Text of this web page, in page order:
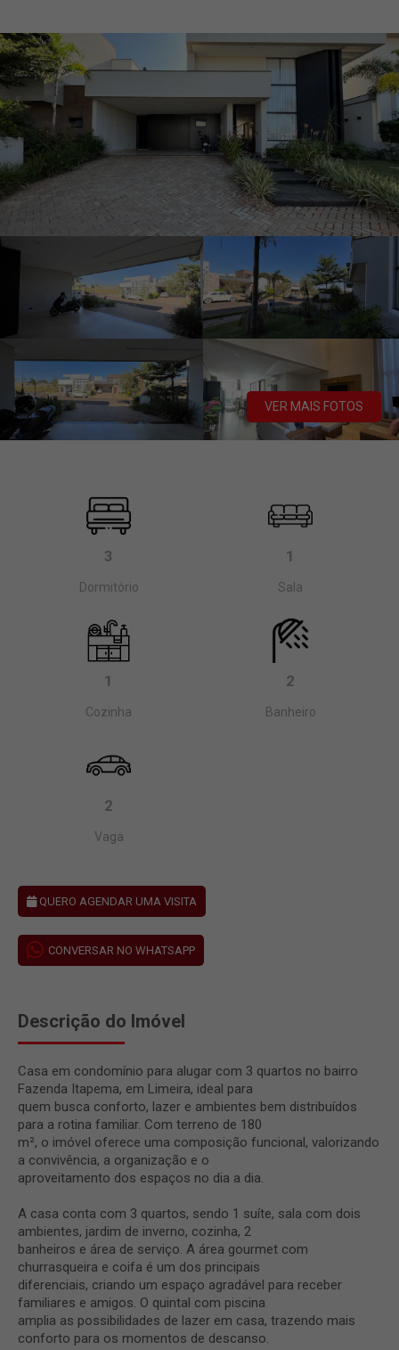
VER MAIS FOTOS
3
Dormitório
1
Sala
1
Cozinha
2
Banheiro
2
Vaga
QUERO AGENDAR UMA VISITA
CONVERSAR NO WHATSAPP
Descrição do Imóvel
Casa em condomínio para alugar com 3 quartos no bairro
Fazenda Itapema, em Limeira, ideal para
quem busca conforto, lazer e ambientes bem distribuídos
para a rotina familiar. Com terreno de 180
m², o imóvel oferece uma composição funcional, valorizando
a convivência, a organização e o
aproveitamento dos espaços no dia a dia.
A casa conta com 3 quartos, sendo 1 suíte, sala com dois
ambientes, jardim de inverno, cozinha, 2
banheiros e área de serviço. A área gourmet com
churrasqueira e coifa é um dos principais
diferenciais, criando um espaço agradável para receber
familiares e amigos. O quintal com piscina
amplia as possibilidades de lazer em casa, trazendo mais
conforto para os momentos de descanso.